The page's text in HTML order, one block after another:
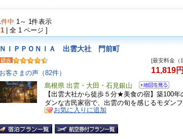
件中 1～ 1件表示
1 | 全 1 ページ ]
ＮＩＰＰＯＮＩＡ 出雲大社 門前町
お客さまの声（82件）
[最安料金（
11,819
島根県 出雲・大田・石見銀山
【出雲大社から徒歩５分★美食の宿】築100
ダンな古民家宿で、出雲の旬を感じるモダンフ
お気に入りに追加